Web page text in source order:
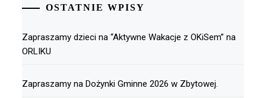
OSTATNIE WPISY
Zapraszamy dzieci na “Aktywne Wakacje z OKiSem” na
ORLIKU
Zapraszamy na Dożynki Gminne 2026 w Zbytowej.